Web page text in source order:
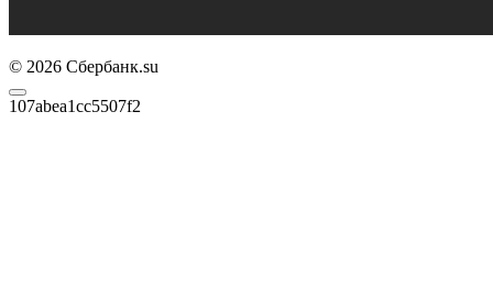
© 2026 Сбербанк.su
107abea1cc5507f2